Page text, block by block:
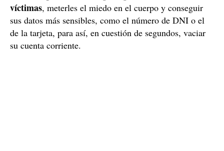
víctimas, meterles el miedo en el cuerpo y conseguir
sus datos más sensibles, como el número de DNI o el
de la tarjeta, para así, en cuestión de segundos, vaciar
su cuenta corriente.